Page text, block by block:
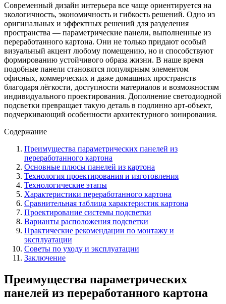
Современный дизайн интерьера все чаще ориентируется на
экологичность, экономичность и гибкость решений. Одно из
оригинальных и эффектных решений для разделения
пространства — параметрические панели, выполненные из
переработанного картона. Они не только придают особый
визуальный акцент любому помещению, но и способствуют
формированию устойчивого образа жизни. В наше время
подобные панели становятся популярным элементом
офисных, коммерческих и даже домашних пространств
благодаря лёгкости, доступности материалов и возможностям
индивидуального проектирования. Дополнение светодиодной
подсветки превращает такую деталь в подлинно арт-объект,
подчеркивающий особенности архитектурного зонирования.
Содержание
Преимущества параметрических панелей из
переработанного картона
Основные плюсы панелей из картона
Технология проектирования и изготовления
Технологические этапы
Характеристики переработанного картона
Сравнительная таблица характеристик картона
Проектирование системы подсветки
Варианты расположения подсветки
Практические рекомендации по монтажу и
эксплуатации
Советы по уходу и эксплуатации
Заключение
Преимущества параметрических
панелей из переработанного картона